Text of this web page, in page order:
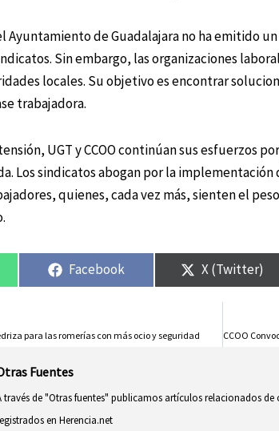
Ayuntamiento de Guadalajara no ha emitido
Sin embargo, las organizaciones
locales. Su objetivo es encontrar
trabajadora.
UGT y CCOO continúan sus esfuerzos
Los sindicatos abogan por la
quienes, cada vez más, sienten el
Facebook X (Twitter)
para las romerías con más ocio y seguridad
Fuentes
través de "Otras fuentes" publicamos artículos relacionados
en Herencia.net